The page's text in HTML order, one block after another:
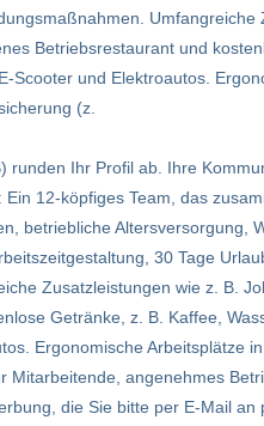
Betriebsrestaurant und
Scooter und Elektroautos.
(z.
runden Ihr Profil ab. Ihre
Ein 12-köpfiges Team, das
betriebliche Altersversorgung,
30 Tage
Zusatzleistungen wie z. B.
Getränke, z. B. Kaffee,
Ergonomische Arbeitsplätze
Mitarbeitende, angenehmes
die Sie bitte per E-Mail